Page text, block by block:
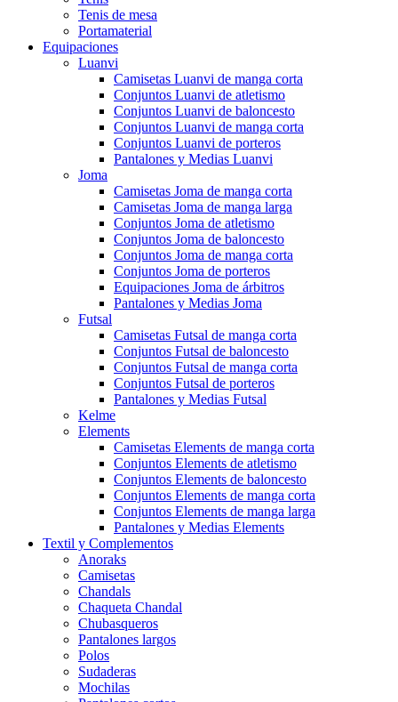
Tenis de mesa
Portamaterial
Equipaciones
Luanvi
Camisetas Luanvi de manga corta
Conjuntos Luanvi de atletismo
Conjuntos Luanvi de baloncesto
Conjuntos Luanvi de manga corta
Conjuntos Luanvi de porteros
Pantalones y Medias Luanvi
Joma
Camisetas Joma de manga corta
Camisetas Joma de manga larga
Conjuntos Joma de atletismo
Conjuntos Joma de baloncesto
Conjuntos Joma de manga corta
Conjuntos Joma de porteros
Equipaciones Joma de árbitros
Pantalones y Medias Joma
Futsal
Camisetas Futsal de manga corta
Conjuntos Futsal de baloncesto
Conjuntos Futsal de manga corta
Conjuntos Futsal de porteros
Pantalones y Medias Futsal
Kelme
Elements
Camisetas Elements de manga corta
Conjuntos Elements de atletismo
Conjuntos Elements de baloncesto
Conjuntos Elements de manga corta
Conjuntos Elements de manga larga
Pantalones y Medias Elements
Textil y Complementos
Anoraks
Camisetas
Chandals
Chaqueta Chandal
Chubasqueros
Pantalones largos
Polos
Sudaderas
Mochilas